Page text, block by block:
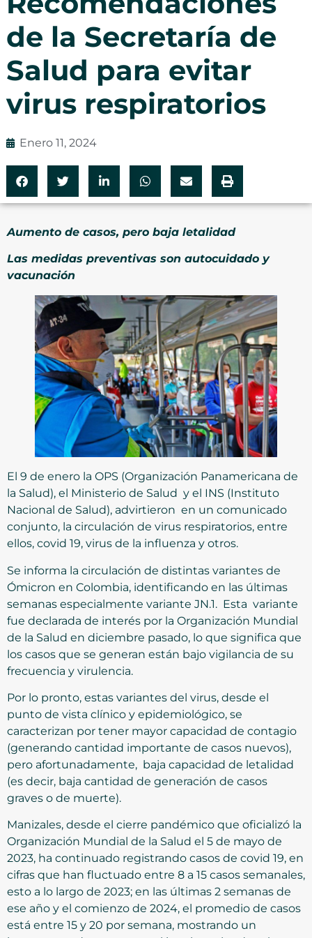
de la Secretaría de
Salud para evitar
virus respiratorios
Enero 11, 2024
Aumento de casos, pero baja letalidad
Las medidas preventivas son autocuidado y
vacunación
El 9 de enero la OPS (Organización Panamericana de
la Salud), el Ministerio de Salud y el INS (Instituto
Nacional de Salud), advirtieron en un comunicado
conjunto, la circulación de virus respiratorios, entre
ellos, covid 19, virus de la influenza y otros.
Se informa la circulación de distintas variantes de
Ómicron en Colombia, identificando en las últimas
semanas especialmente variante JN.1. Esta variante
fue declarada de interés por la Organización Mundial
de la Salud en diciembre pasado, lo que significa que
los casos que se generan están bajo vigilancia de su
frecuencia y virulencia.
Por lo pronto, estas variantes del virus, desde el
punto de vista clínico y epidemiológico, se
caracterizan por tener mayor capacidad de contagio
(generando cantidad importante de casos nuevos),
pero afortunadamente, baja capacidad de letalidad
(es decir, baja cantidad de generación de casos
graves o de muerte).
Manizales, desde el cierre pandémico que oficializó la
Organización Mundial de la Salud el 5 de mayo de
2023, ha continuado registrando casos de covid 19, en
cifras que han fluctuado entre 8 a 15 casos semanales,
esto a lo largo de 2023; en las últimas 2 semanas de
ese año y el comienzo de 2024, el promedio de casos
está entre 15 y 20 por semana, mostrando un